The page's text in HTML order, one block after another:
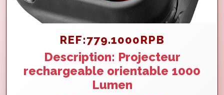
REF:779.1000RPB
Description: Projecteur
rechargeable orientable 1000
Lumen